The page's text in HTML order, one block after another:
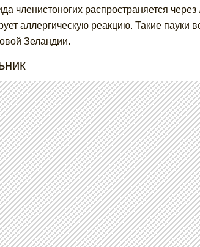
членистоногих распространяется
аллергическую реакцию. Такие пауки
Зеландии.